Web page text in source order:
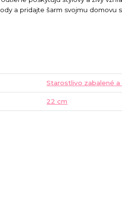
a pridajte šarm svojmu
Starostlivo zabalené
22 cm